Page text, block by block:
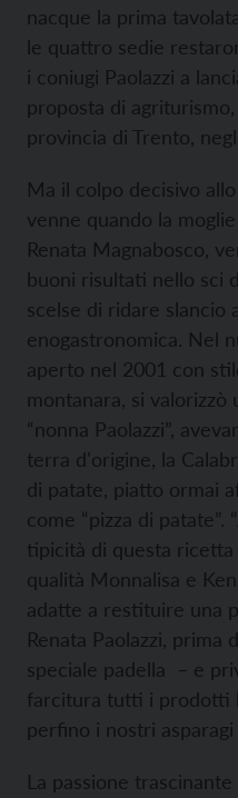
nacque la prima
le quattro sedie
i coniugi Paolazzi a
proposta di
provincia di Trento,
Ma il colpo decisivo
venne quando la moglie
Renata Magnabosco,
buoni risultati nello sci
scelse di ridare slancio
enogastronomica. Nel
aperto nel 2001 con
montanara, si valorizzò
“nonna Paolazzi”,
terra d'origine, la
di patate, piatto ormai
come “pizza di patate”.
tipicità di questa
qualità Monnalisa e
adatte a restituire una
Renata Paolazzi, prima
speciale padella – e
farcitura tutti i prodotti
perfino i nostri
La passione trascinante